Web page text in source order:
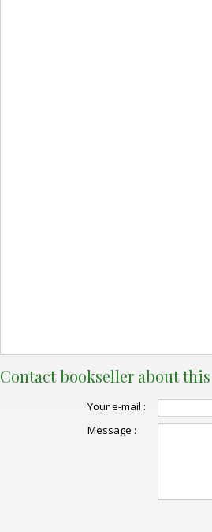
Contact bookseller about
Your e-mail :
Message :